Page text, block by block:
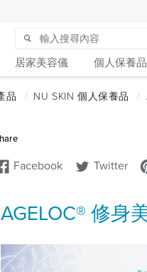
居家美容儀 個人保養品
AGELOC® 修身